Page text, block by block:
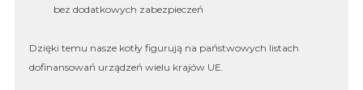
bez dodatkowych zabezpieczeń
Dzięki temu nasze kotły figurują na państwowych listach
dofinansowań urządzeń wielu krajów UE.